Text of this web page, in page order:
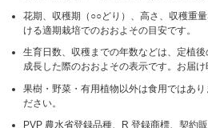
花期、収穫期（○○どり）、高さ、収穫重
ける適期栽培でのおおよその目安です。
生育日数、収穫までの年数などは、定植
成長した際のおおよその表示です。お届け
果樹・野菜・有用植物以外は食用ではあ
ださい。
PVP 農水省登録品種、R 登録商標、契約